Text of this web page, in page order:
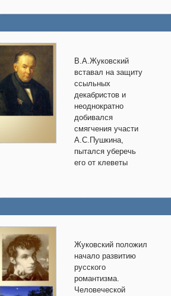
В.А.Жуковский
вставал на защиту
ссыльных
декабристов и
неоднократно
добивался
смягчения участи
А.С.Пушкина,
пытался уберечь
его от клеветы
Жуковский положил
начало развитию
русского
романтизма.
Человеческой